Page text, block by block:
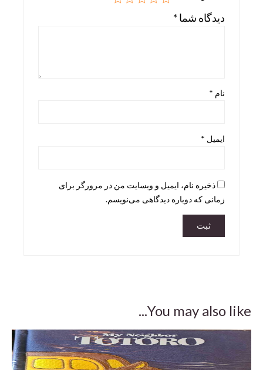
دیدگاه شما *
نام *
ایمیل *
ذخیره نام، ایمیل و وبسایت من در مرورگر برای
زمانی که دوباره دیدگاهی می‌نویسم.
You may also like...